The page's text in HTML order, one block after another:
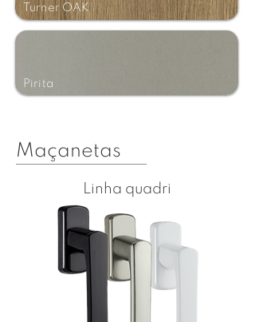
Turner OAK
Pirita
Maçanetas
Linha quadri